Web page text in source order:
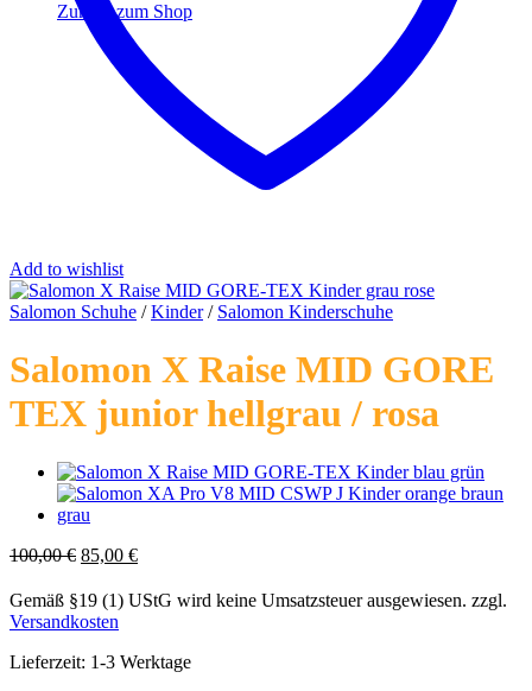
Zurück zum Shop
Add to wishlist
Salomon Schuhe / Kinder / Salomon Kinderschuhe
Salomon X Raise MID GORE
TEX junior hellgrau / rosa
100,00€ Ursprünglicher
war:
100,00 €
85,00 €Aktueller
ist:
Gemäß §19 (1) UStG wird keine Umsatzsteuer ausgewiesen. zzgl.
Versandkosten
Lieferzeit: 1-3 Werktage